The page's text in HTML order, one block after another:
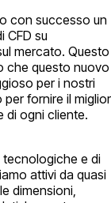
con successo un
CFD su
mercato. Questo
che questo nuovo
per i nostri
fornire il miglior
di ogni cliente.
tecnologiche e di
attivi da quasi
dimensioni,